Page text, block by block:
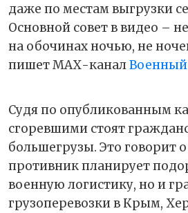
даже по местам выгрузки
Основной совет в видео –
на обочинах ночью, не
пишет МАХ-каналВоенный
Судя по опубликованным
сгоревшими стоят
большегрузы. Это говорит
противник планирует
военную логистику, но и
грузоперевозки в Крым,